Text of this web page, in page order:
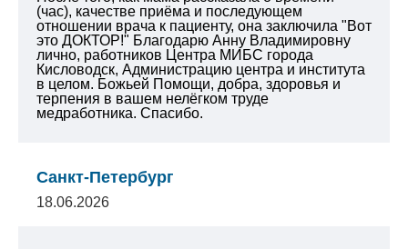
(час), качестве приёма и последующем
отношении врача к пациенту, она заключила "Вот
это ДОКТОР!" Благодарю Анну Владимировну
лично, работников Центра МИБС города
Кисловодск, Администрацию центра и института
в целом. Божьей Помощи, добра, здоровья и
терпения в вашем нелёгком труде
медработника. Спасибо.
Санкт-Петербург
18.06.2026